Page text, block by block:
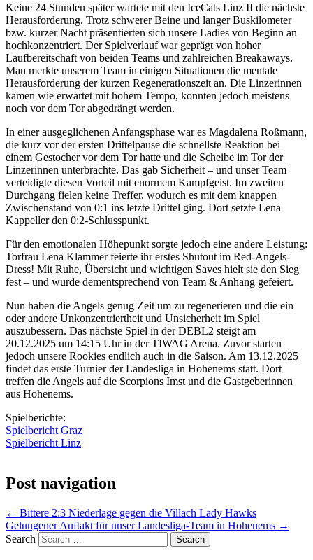
Keine 24 Stunden später wartete mit den IceCats Linz II die nächste
Herausforderung. Trotz schwerer Beine und langer Buskilometer
bzw. kurzer Nacht präsentierten sich unsere Ladies von Beginn an
hochkonzentriert. Der Spielverlauf war geprägt von hoher
Laufbereitschaft von beiden Teams und zahlreichen Breakaways.
Man merkte unserem Team in einigen Situationen die mentale
Herausforderung der kurzen Regenerationszeit an. Die Linzerinnen
kamen wie erwartet mit hohem Tempo, konnten jedoch meistens
noch vor dem Tor abgedrängt werden.
In einer ausgeglichenen Anfangsphase war es Magdalena Roßmann,
die kurz vor der ersten Drittelpause die schnellste Reaktion bei
einem Gestocher vor dem Tor hatte und die Scheibe im Tor der
Linzerinnen unterbrachte. Das gab Sicherheit – und unser Team
verteidigte diesen Vorteil mit enormem Kampfgeist. Im zweiten
Durchgang fielen keine Treffer, wodurch es mit dem knappen
Zwischenstand von 0:1 ins letzte Drittel ging. Dort setzte Lena
Kappeller den 0:2-Schlusspunkt.
Für den emotionalen Höhepunkt sorgte jedoch eine andere Leistung:
Torfrau Lena Klammer feierte ihr erstes Shutout im Red-Angels-
Dress! Mit Ruhe, Übersicht und wichtigen Saves hielt sie den Sieg
fest – und wurde dementsprechend von Team & Anhang gefeiert.
Nun haben die Angels genug Zeit um zu regenerieren und die ein
oder andere Unkonzentriertheit und Unsicherheit im Spiel
auszubessern. Das nächste Spiel in der DEBL2 steigt am
20.12.2025 um 14:15 Uhr in der TIWAG Arena. Zuvor starten
jedoch unsere Rookies endlich auch in die Saison. Am 13.12.2025
findet das erste Turnier der Landesliga in Hohenems statt. Dort
treffen die Angels auf die Scorpions Imst und die Gastgeberinnen
aus Hohenems.
Spielberichte:
Spielbericht Graz
Spielbericht Linz
Post navigation
← Bittere 2:3 Niederlage gegen die Villach Lady Hawks
Gelungener Auftakt für unser Landesliga-Team in Hohenems →
Search